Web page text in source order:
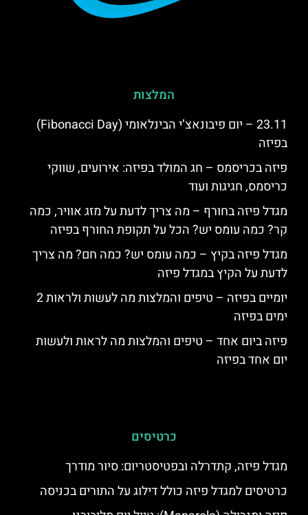
המלצות
23.11 – יום פיבונאצ’י הבינלאומי (Fibonacci Day)
בפיזה
פיזה בכריסמס – חג המולד בפיזה: אירועים, שווקי
כריסמס, חגיגות ועוד
מגדל פיזה בחורף – מה צריך לדעת על מזג אוויר, כמה
קר? כמה עומס יש? הכל על תקופת החורף בפיזה
מגדל פיזה בקיץ – כמה עומס יש? כמה חם? מה צריך
לדעת על הקיץ במגדל פיזה
יומיים בפיזה – טיפים והמלצות מה לעשות ולראות 2
ימים בפיזה
פיזה ביום אחד – טיפים והמלצות מה לראות ולעשות
יום אחד בפיזה
כרטיסים
מגדל פיזה, קתדרלה ובפטיסטריום: סיור מודרך
כרטיסים למגדל פיזה כולל דילוג על התורים בכניסה